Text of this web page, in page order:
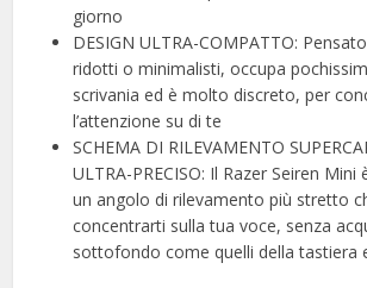
giorno
DESIGN ULTRA-COMPATTO:
ridotti o minimalisti, occupa
scrivania ed è molto discreto, per
l’attenzione su di te
SCHEMA DI RILEVAMENTO
ULTRA-PRECISO: Il Razer Seiren
un angolo di rilevamento più stretto
concentrarti sulla tua voce, senza
sottofondo come quelli della tastiera